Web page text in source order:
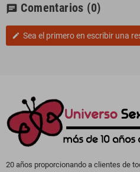
chat Comentarios (0)
edit Sea el primero en escribir una
20 años proporcionando a clientes de